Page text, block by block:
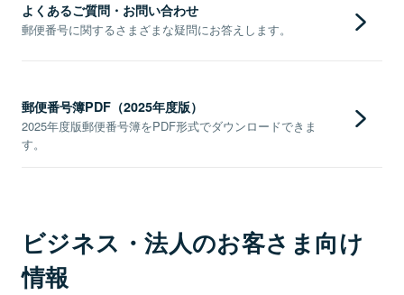
よくあるご質問・お問い合わせ
郵便番号に関するさまざまな疑問にお答えします。
郵便番号簿PDF（2025年度版）
2025年度版郵便番号簿をPDF形式でダウンロードできま
す。
ビジネス・法人のお客さま向け
情報